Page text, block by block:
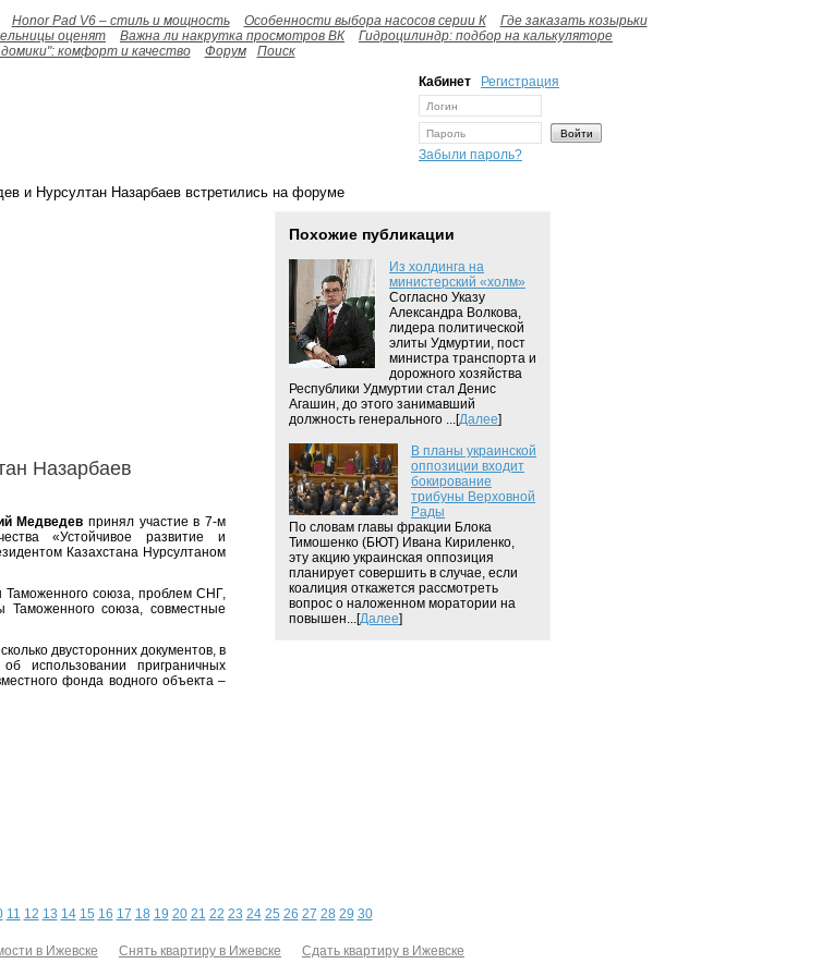
Honor Pad V6 – стиль и мощность Особенности выбора насосов серии К
Где заказать козырьки
оценят Важна ли накрутка просмотров ВК
Гидроцилиндр: подбор на калькуляторе
домики": комфорт и качество
Форум Поиск
Кабинет Регистрация
Забыли пароль?
и Нурсултан Назарбаев встретились на форуме
Назарбаев
Медведев принял участие в 7-м
«Устойчивое развитие и
Казахстана Нурсултаном
Таможенного союза, проблем СНГ,
Таможенного союза, совместные
двусторонних документов, в
использовании приграничных
фонда водного объекта –
Похожие публикации
Из холдинга на
министерский «холм»
Согласно Указу
Александра Волкова,
лидера политической
элиты Удмуртии, пост
министра транспорта и
дорожного хозяйства
Республики Удмуртии стал Денис
Агашин, до этого занимавший
должность генерального ...[Далее]
В планы украинской
оппозиции входит
бокирование
трибуны Верховной
Рады
По словам главы фракции Блока
Тимошенко (БЮТ) Ивана Кириленко,
эту акцию украинская оппозиция
планирует совершить в случае, если
коалиция откажется рассмотреть
вопрос о наложенном моратории на
повышен...[Далее]
11 12 13 14 15 16 17 18 19 20 21 22 23 24 25 26 27 28 29 30
в Ижевске Снять квартиру в Ижевске Сдать квартиру в Ижевске